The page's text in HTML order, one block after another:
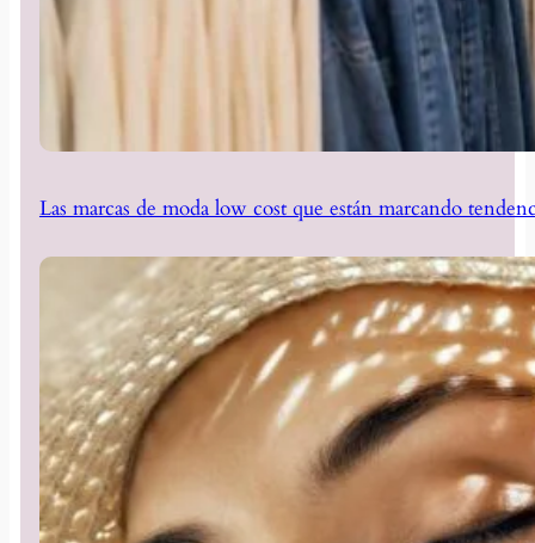
Las marcas de moda low cost que están marcando